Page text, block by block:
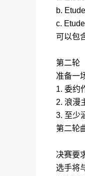
b.
c.
可以包
第二轮
准备一
1. 委约
2. 浪漫
3. 至少
第二轮
决赛要
选手将